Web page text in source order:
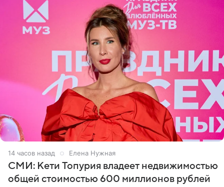
14 часов назад Елена Нужная
СМИ: Кети Топурия владеет недвижимостью
общей стоимостью 600 миллионов рублей